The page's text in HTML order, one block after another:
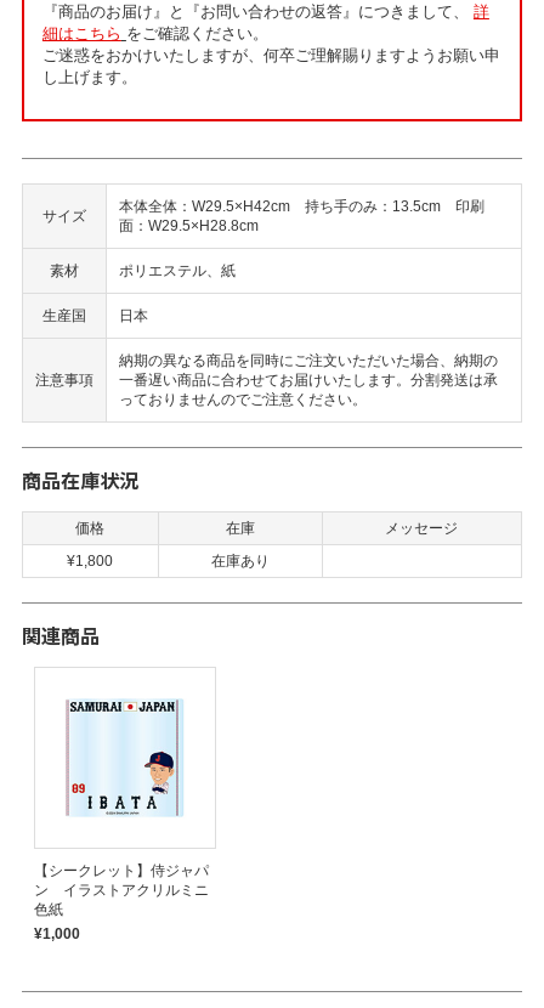
『商品のお届け』と『お問い合わせの返答』につきまして、 詳
細はこちら をご確認ください。
ご迷惑をおかけいたしますが、何卒ご理解賜りますようお願い申
し上げます。
サイズ
本体全体：W29.5×H42cm 持ち手のみ：13.5cm 印刷
面：W29.5×H28.8cm
素材 ポリエステル、紙
生産国 日本
注意事項
納期の異なる商品を同時にご注文いただいた場合、納期の
一番遅い商品に合わせてお届けいたします。分割発送は承
っておりませんのでご注意ください。
商品在庫状況
価格 在庫
メッセージ
¥1,800
在庫あり
関連商品
【シークレット】侍ジャパ
ン イラストアクリルミニ
色紙
¥1,000